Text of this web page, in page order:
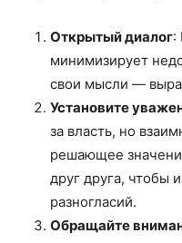
Открытый диалог:
минимизирует
свои мысли —
Установите
за власть, но
решающее
друг друга, чтобы
разногласий.
Обращайте